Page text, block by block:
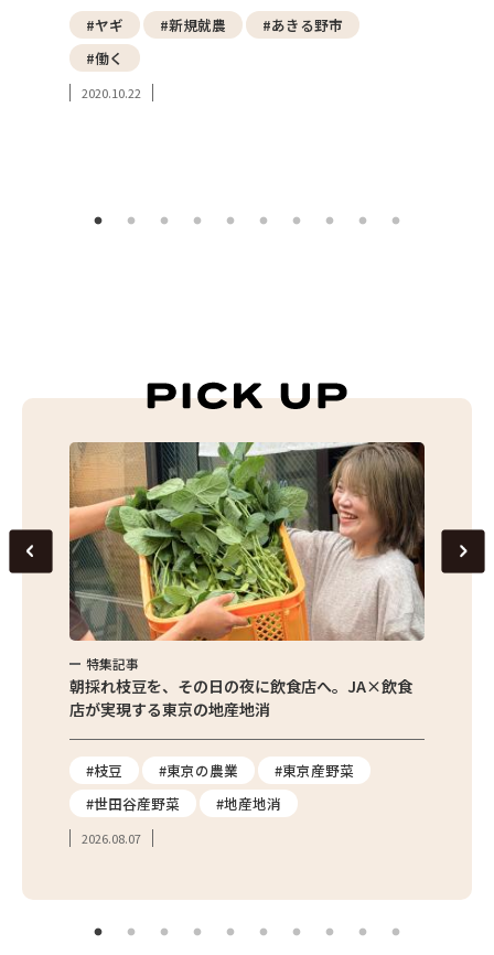
#ヤギ #新規就農
#あきる野市
#働く
2020.10.22
特集記事
朝採れ枝豆を、その日の夜に飲食店へ。JA×飲食
店が実現する東京の地産地消
#枝豆 #東京の農業
#東京産野菜
#世田谷産野菜
#地産地消
2026.08.07